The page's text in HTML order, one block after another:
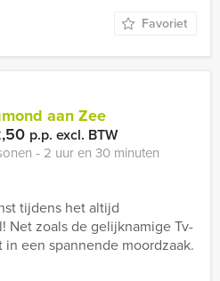
Favoriet
aan Zee
p.p. excl. BTW
‐ 2 uur en 30 minuten
tijdens het altijd
Net zoals de gelijknamige Tv-
een spannende moordzaak.